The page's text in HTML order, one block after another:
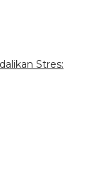
Stres: